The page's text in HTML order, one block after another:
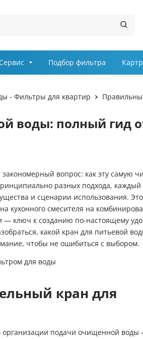
Заказ
Я
передачи
Мы
Подбор фильтра
- Фильтры для квартир
воды: полный гид
вопрос: как эту самую
разных подхода, каждый
и сценарии использования.
кухонного смесителя на
ключ к созданию по-настоящему
какой кран для питьевой
чтобы не ошибиться с выбором.
кран для
подачи очищенной воды